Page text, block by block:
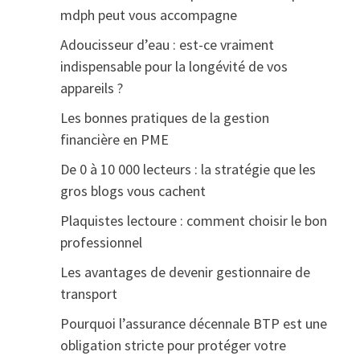
mdph peut vous accompagne
Adoucisseur d’eau : est-ce vraiment
indispensable pour la longévité de vos
appareils ?
Les bonnes pratiques de la gestion
financière en PME
De 0 à 10 000 lecteurs : la stratégie que les
gros blogs vous cachent
Plaquistes lectoure : comment choisir le bon
professionnel
Les avantages de devenir gestionnaire de
transport
Pourquoi l’assurance décennale BTP est une
obligation stricte pour protéger votre